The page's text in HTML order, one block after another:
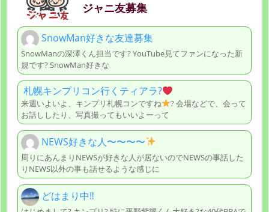
ジャニ友募集
SnowMan好きな友達募集
SnowManの深澤くん担当です? YouTube見てファンになった新
規です? SnowMan好きな
札幌キンプリコン行くティアラ?
来週いよいよ、キンプリ札幌コンですね
? 会場などで、会って
お話ししたり、写真撮ってもいいよーって
NEWS好きな人〜〜〜〜
周りにあんまりNEWSが好きな人が居ないのでNEWSの事話した
りNEWS以外の事も話せるような感じに
どはまり中‼︎